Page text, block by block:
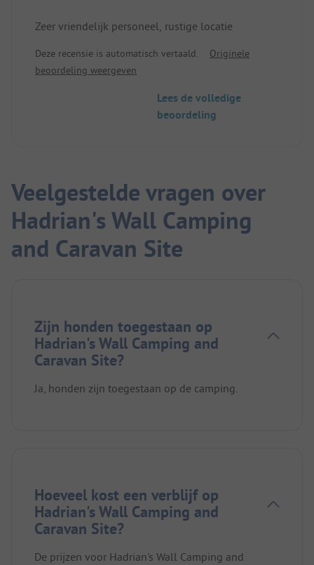
Zeer vriendelijk personeel, rustige locatie
Deze recensie is automatisch vertaald.
Originele
beoordeling weergeven
Lees de volledige
beoordeling
Veelgestelde vragen over
Hadrian's Wall Camping
and Caravan Site
Zijn honden toegestaan op
Hadrian's Wall Camping and
Caravan Site?
Ja, honden zijn toegestaan op de camping.
Hoeveel kost een verblijf op
Hadrian's Wall Camping and
Caravan Site?
De prijzen voor Hadrian's Wall Camping and